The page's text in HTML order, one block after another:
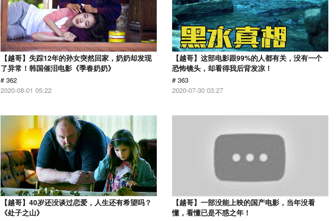
【越哥】失踪12年的孙女突然回家，奶奶却发现
了异常！韩国催泪电影《季春奶奶》
# 362
2020-08-01 05:22
【越哥】这部电影跟99%的人都有关，没有一个
恐怖镜头，却看得我后背发凉！
# 363
2020-07-30 03:27
【越哥】40岁还没谈过恋爱，人生还有希望吗？
《处子之山》
【越哥】一部没能上映的国产电影，当年没看
懂，看懂已是不惑之年！